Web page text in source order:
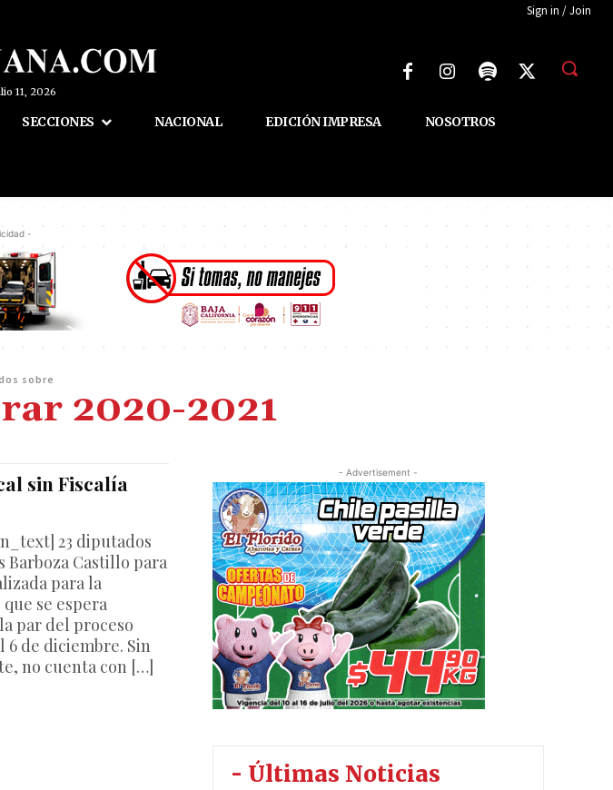
Sign in / Join
11, 2026
SECCIONES NACIONAL EDICIÓN IMPRESA NOSOTROS
-
sobre
2020-2021
sin Fiscalía
23 diputados
Barboza Castillo para
para la
se espera
par del proceso
6 de diciembre. Sin
no cuenta con […]
- Advertisement -
- Últimas Noticias